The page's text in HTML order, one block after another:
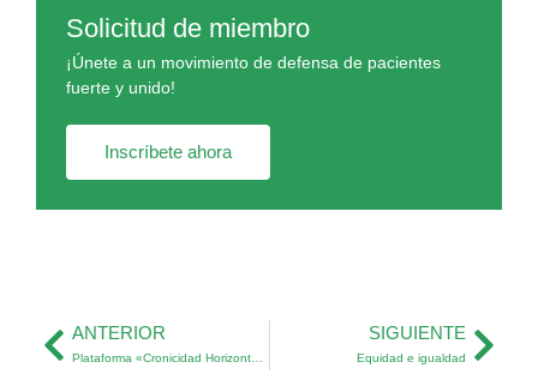
Solicitud de miembro
¡Únete a un movimiento de defensa de pacientes
fuerte y unido!
Inscríbete ahora
ANTERIOR SIGUIENTE
Equidad e igualdad